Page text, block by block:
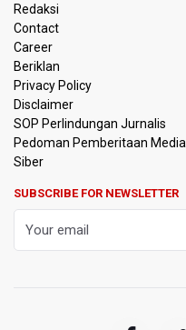
Redaksi
Contact
Career
Beriklan
Privacy Policy
Disclaimer
SOP Perlindungan Jurnalis
Pedoman Pemberitaan Media
Siber
SUBSCRIBE FOR NEWSLETTER